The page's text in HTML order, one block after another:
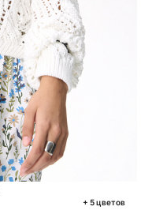
+ 5 цветов